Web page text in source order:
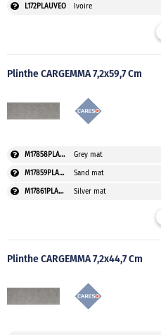
L172PLAUVEO Ivoire
Plinthe CARGEMMA 7,2x59,7 Cm
M17858PLAUVEO Grey mat
M17859PLAUVEO Sand mat
M17861PLAUVEO Silver mat
Plinthe CARGEMMA 7,2x44,7 Cm